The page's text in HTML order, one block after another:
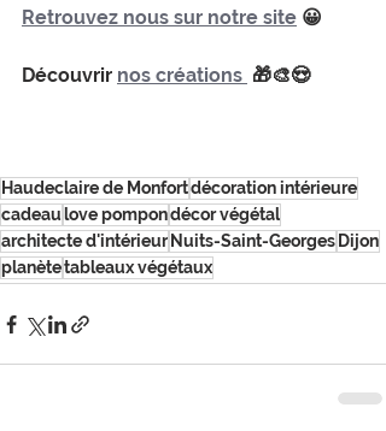
Retrouvez nous sur notre site 😀
Découvrir nos créations 🎁🎨😍
Haudeclaire de Monfortdécoration intérieure
cadeaulove pompondécor végétal
architecte d'intérieur Nuits-Saint-Georges Dijon
planètetableaux végétaux